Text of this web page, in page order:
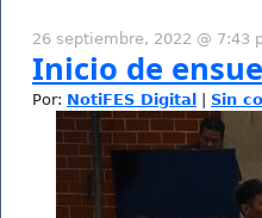
26 septiembre, 2022 @ 7:43
Inicio de
Por: NotiFES Digital Sin